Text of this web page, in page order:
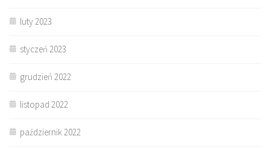
luty 2023
styczeń 2023
grudzień 2022
listopad 2022
październik 2022